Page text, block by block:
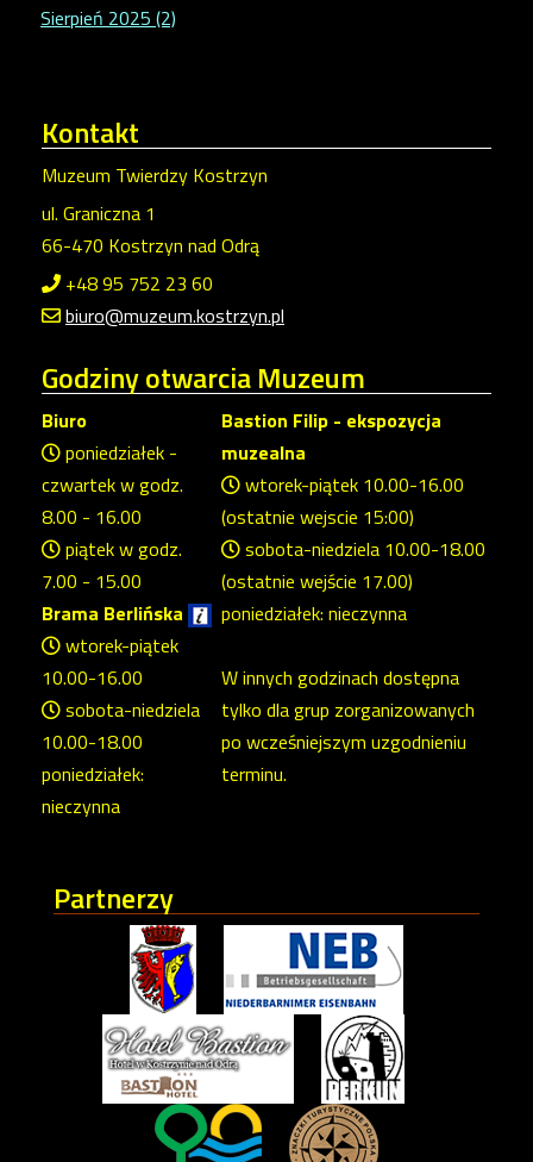
Sierpień 2025 (2)
Kontakt
Muzeum Twierdzy Kostrzyn
ul. Graniczna 1
66-470 Kostrzyn nad Odrą
+48 95 752 23 60
biuro@muzeum.kostrzyn.pl
Godzinyotwarcia Muzeum
Biuro
poniedziałek -
czwartek w godz.
8.00 - 16.00
piątek w godz.
7.00 - 15.00
Brama Berlińska
wtorek-piątek
10.00-16.00
sobota-niedziela
10.00-18.00
poniedziałek:
nieczynna
Bastion Filip - ekspozycja
muzealna
wtorek-piątek 10.00-16.00
(ostatnie wejscie 15:00)
sobota-niedziela 10.00-18.00
(ostatnie wejście 17.00)
poniedziałek: nieczynna
W innych godzinach dostępna
tylko dla grup zorganizowanych
po wcześniejszym uzgodnieniu
terminu.
Partnerzy